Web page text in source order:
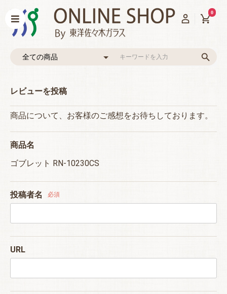
0
レビューを投稿
商品について、お客様のご感想をお待ちしております。
商品名
ゴブレット RN-10230CS
投稿者名 必須
URL